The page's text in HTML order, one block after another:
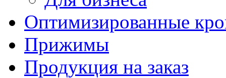
Оптимизированные
Прижимы
Продукция на заказ